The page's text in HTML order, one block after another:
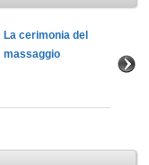
La cerimonia del
massaggio